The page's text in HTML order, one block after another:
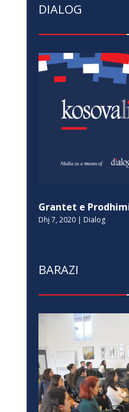
DIALOG
Grantet e
Dhj 7, 2020| Dialog
BARAZI